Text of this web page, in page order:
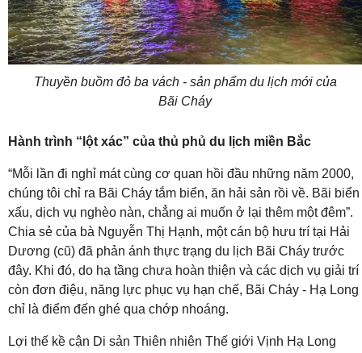
Thuyền buồm đỏ ba vách - sản phẩm du lịch mới của
Bãi Cháy
Hành trình “lột xác” của thủ phủ du lịch miền Bắc
“Mỗi lần đi nghỉ mát cùng cơ quan hồi đầu những năm 2000,
chúng tôi chỉ ra Bãi Cháy tắm biển, ăn hải sản rồi về. Bãi biển
xấu, dịch vụ nghèo nàn, chẳng ai muốn ở lại thêm một đêm”.
Chia sẻ của bà Nguyễn Thị Hạnh, một cán bộ hưu trí tại Hải
Dương (cũ) đã phản ánh thực trạng du lịch Bãi Cháy trước
đây. Khi đó, do hạ tầng chưa hoàn thiện và các dịch vụ giải trí
còn đơn điệu, năng lực phục vụ hạn chế, Bãi Cháy - Hạ Long
chỉ là điểm đến ghé qua chớp nhoáng.
Lợi thế kề cận Di sản Thiên nhiên Thế giới Vịnh Hạ Long